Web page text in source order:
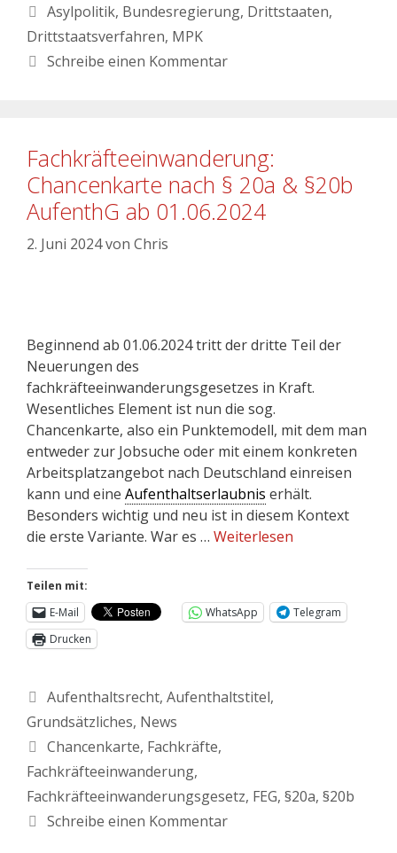
Asylpolitik, Bundesregierung, Drittstaaten,
Drittstaatsverfahren, MPK
Schreibe einen Kommentar
Fachkräfteeinwanderung:
Chancenkarte nach § 20a & §20b
AufenthG ab 01.06.2024
2. Juni 2024von Chris
Beginnend ab 01.06.2024 tritt der dritte Teil der
Neuerungen des
fachkräfteeinwanderungsgesetzes in Kraft.
Wesentliches Element ist nun die sog.
Chancenkarte, also ein Punktemodell, mit dem man
entweder zur Jobsuche oder mit einem konkreten
Arbeitsplatzangebot nach Deutschland einreisen
kann und eine Aufenthaltserlaubnis erhält.
Besonders wichtig und neu ist in diesem Kontext
die erste Variante. War es … Weiterlesen
Teilen mit:
E-Mail
WhatsApp
Telegram
Drucken
Aufenthaltsrecht, Aufenthaltstitel,
Grundsätzliches, News
Chancenkarte, Fachkräfte,
Fachkräfteeinwanderung,
Fachkräfteeinwanderungsgesetz, FEG, §20a, §20b
Schreibe einen Kommentar